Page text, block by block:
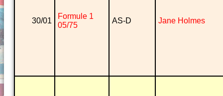
30/01
Formule 1
05/75
AS-D Jane Holmes